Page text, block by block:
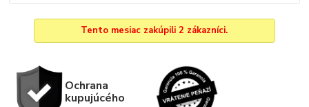
Tento mesiac zakúpili 2 zákazníci.
Ochrana
kupujúcého